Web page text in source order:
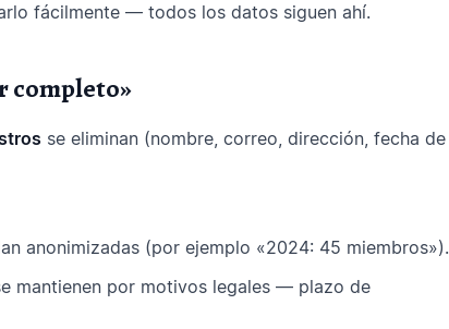
fácilmente — todos los datos siguen ahí.
completo»
se eliminan (nombre, correo, dirección, fecha de
anonimizadas (por ejemplo «2024: 45 miembros»).
mantienen por motivos legales — plazo de